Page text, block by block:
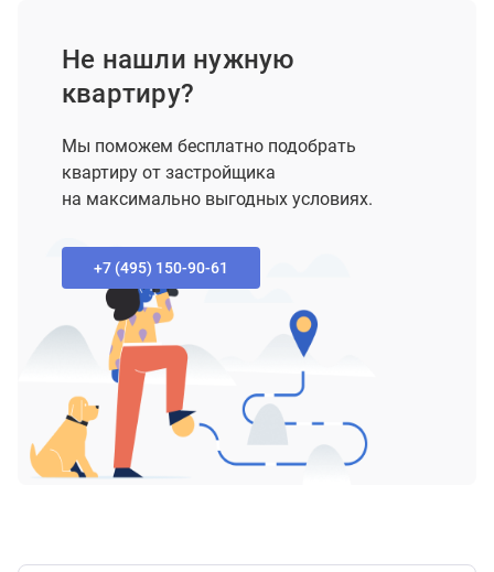
Не нашли нужную
квартиру?
Мы поможем бесплатно подобрать
квартиру от застройщика
на максимально выгодных условиях.
+7 (495) 150-90-61‬